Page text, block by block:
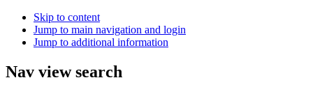
Skip to content
Jump to main navigation and login
Jump to additional information
Nav view search